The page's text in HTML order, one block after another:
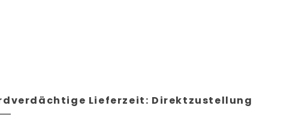
Lieferzeit: Direktzustellung